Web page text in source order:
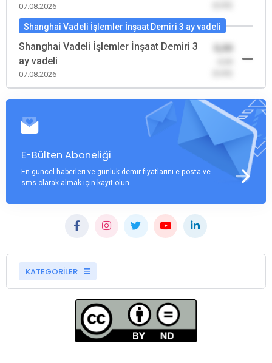
07.08.2026
Shanghai Vadeli İşlemler İnşaat Demiri 3 ay vadeli
Shanghai Vadeli İşlemler İnşaat Demiri 3
ay vadeli
07.08.2026
0,00
E-Bülten Aboneliği
En güncel haberleri ve günlük demir fiyatlarını e-posta ve
sms olarak almak için kayıt olun.
KATEGORİLER